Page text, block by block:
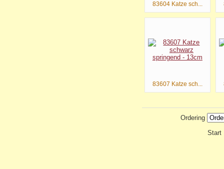
83604 Katze sch...
83607 Katze sch...
Ordering
Start